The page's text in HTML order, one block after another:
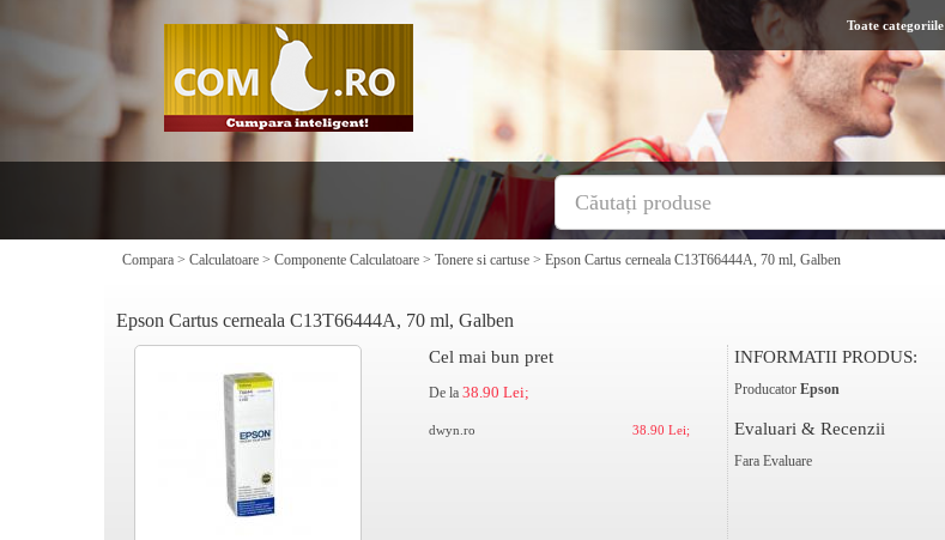
Toate categoriile
Compara > Calculatoare > Componente Calculatoare > Tonere si cartuse > Epson Cartus cerneala C13T66444A, 70 ml, Galben
Epson Cartus cerneala C13T66444A, 70 ml, Galben
Cel mai bun pret
De la 38.90 Lei;
dwyn.ro 38.90 Lei;
INFORMATII PRODUS:
ProducatorEpson
Evaluari & Recenzii
Fara Evaluare